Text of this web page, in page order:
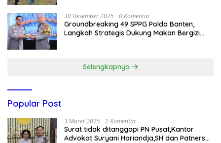
30 Desember 2025 0 Komentar
Groundbreaking 49 SPPG Polda Banten,
Langkah Strategis Dukung Makan Bergizi
Selengkapnya
Popular Post
3 Maret 2025 2 Komentar
Surat tidak ditanggapi PN Pusat,Kantor
Advokat Suryani Hariandja,SH dan Patners